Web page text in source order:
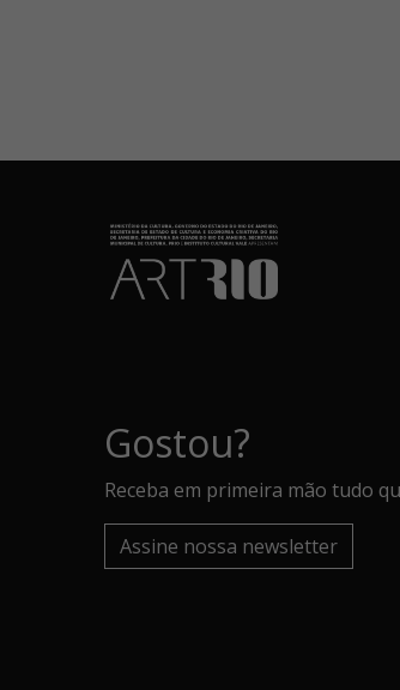
Gostou?
Receba em primeira mão tudo
Assine nossa newsletter